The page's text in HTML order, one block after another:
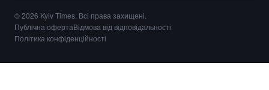
© 2026 Kyiv Times. Всі права захищені.
Публічна офертаВідмова від відповідальності
Політика конфіденційності